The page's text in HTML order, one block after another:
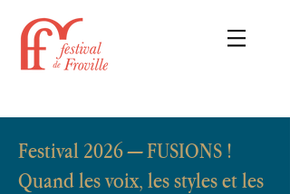
Festival 2026 — FUSIONS !
Quand les voix, les styles et les